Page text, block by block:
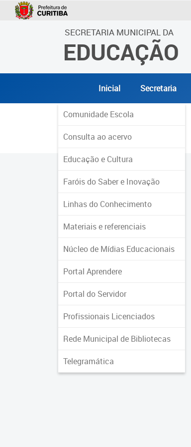
SECRETARIA MUNICIPAL DA
EDUCAÇÃO
Inicial Secretaria
Comunidade Escola
Consulta ao acervo
Educação e Cultura
Faróis do Saber e Inovação
Linhas do Conhecimento
Materiais e referenciais
Núcleo de Mídias Educacionais
Portal Aprendere
Portal do Servidor
Profissionais Licenciados
Rede Municipal de Bibliotecas
Telegramática